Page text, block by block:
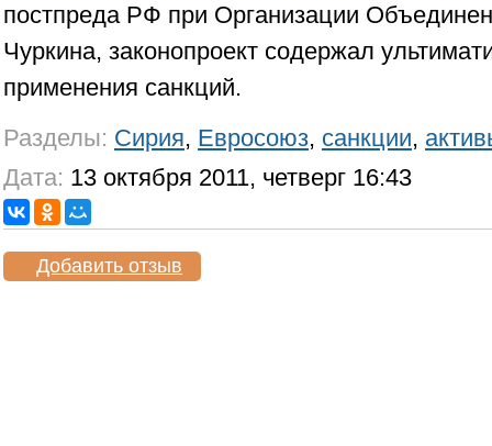
постпреда РФ при Организации
Чуркина, законопроект содержал
применения санкций.
Разделы: Сирия, Евросоюз, санкции,
Дата: 13 октября 2011, четверг 16:43
Добавить отзыв